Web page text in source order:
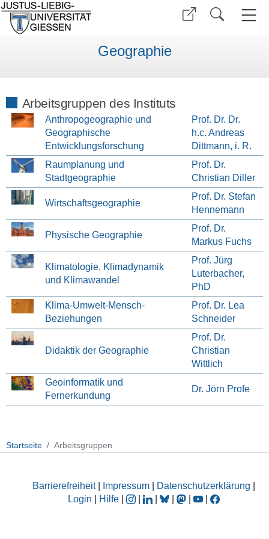
Geographie
Arbeitsgruppen des Instituts
Anthropogeographie und
Geographische
Entwicklungsforschung
Prof. Dr. Dr.
h.c. Andreas
Dittmann, i. R.
Raumplanung und
Stadtgeographie
Prof. Dr.
Christian Diller
Wirtschaftsgeographie
Prof. Dr. Stefan
Hennemann
Physische Geographie
Prof. Dr.
Markus Fuchs
Klimatologie, Klimadynamik
und Klimawandel
Prof. Jürg
Luterbacher,
PhD
Klima-Umwelt-Mensch-
Beziehungen
Prof. Dr. Lea
Schneider
Didaktik der Geographie
Prof. Dr.
Christian
Wittlich
Geoinformatik und
Fernerkundung
Dr. Jörn Profe
Startseite Arbeitsgruppen
Barrierefreiheit| Impressum Datenschutzerklärung
Login
Hilfe